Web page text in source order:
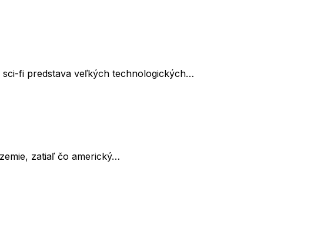
fi predstava veľkých technologických…
zatiaľ čo americký…